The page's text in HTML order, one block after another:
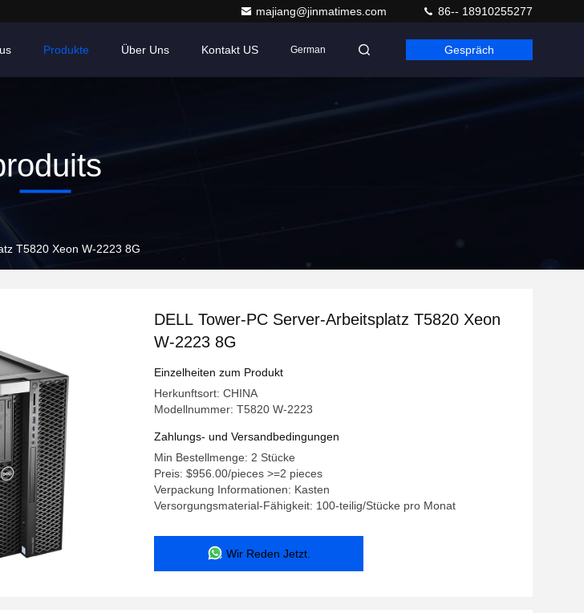
majiang@jinmatimes.com 86-- 18910255277
Produkte Über Uns Kontakt US German Gespräch
T5820 Xeon W-2223 8G
DELL Tower-PC Server-Arbeitsplatz T5820 Xeon
W-2223 8G
Einzelheiten zum Produkt
Herkunftsort: CHINA
Modellnummer: T5820 W-2223
Zahlungs- und Versandbedingungen
Min Bestellmenge: 2 Stücke
Preis: $956.00/pieces >=2 pieces
Verpackung Informationen: Kasten
Versorgungsmaterial-Fähigkeit: 100-teilig/Stücke pro Monat
Wir Reden Jetzt.